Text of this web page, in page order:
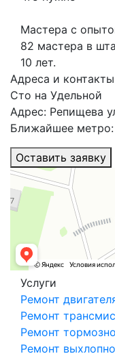
Мастера с
82 мастера в
10 лет.
Адреса и
Сто на Удельной
Адрес: Репищева
Ближайшее метро:
Оставить заявку
Услуги
Ремонт
Ремонт
Ремонт
Ремонт